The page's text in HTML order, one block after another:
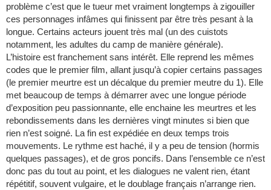
problème c’est que le tueur met vraiment longtemps à zigouiller
ces personnages infâmes qui finissent par être très pesant à la
longue. Certains acteurs jouent très mal (un des cuistots
notamment, les adultes du camp de manière générale).
L’histoire est franchement sans intérêt. Elle reprend les mêmes
codes que le premier film, allant jusqu’à copier certains passages
(le premier meurtre est un décalque du premier meutre du 1). Elle
met beaucoup de temps à démarrer avec une longue période
d’exposition peu passionnante, elle enchaine les meurtres et les
rebondissements dans les dernières vingt minutes si bien que
rien n’est soigné. La fin est expédiée en deux temps trois
mouvements. Le rythme est haché, il y a peu de tension (hormis
quelques passages), et de gros poncifs. Dans l’ensemble ce n’est
donc pas du tout au point, et les dialogues ne valent rien, étant
répétitif, souvent vulgaire, et le doublage français n’arrange rien.